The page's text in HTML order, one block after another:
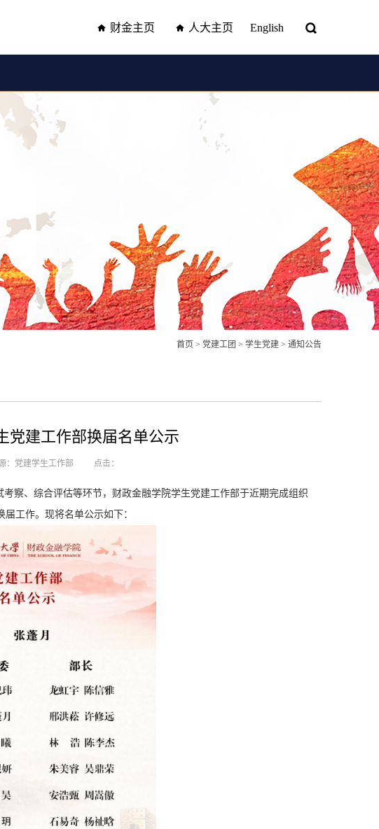
财金主页 人大主页 English
首页 > 党建工团 > 学生党建 > 通知公告
党建工作部换届名单公示
：党建学生工作部 点击：
察、综合评估等环节，财政金融学院学生党建工作部于近期完成组织
工作。现将名单公示如下：